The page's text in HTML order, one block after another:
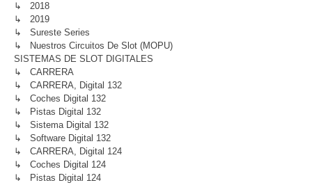
↳ 2018
↳ 2019
↳ Sureste Series
↳ Nuestros Circuitos De Slot (MOPU)
SISTEMAS DE SLOT DIGITALES
↳ CARRERA
↳ CARRERA, Digital 132
↳ Coches Digital 132
↳ Pistas Digital 132
↳ Sistema Digital 132
↳ Software Digital 132
↳ CARRERA, Digital 124
↳ Coches Digital 124
↳ Pistas Digital 124